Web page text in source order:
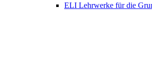
ELI Lehrwerke für die